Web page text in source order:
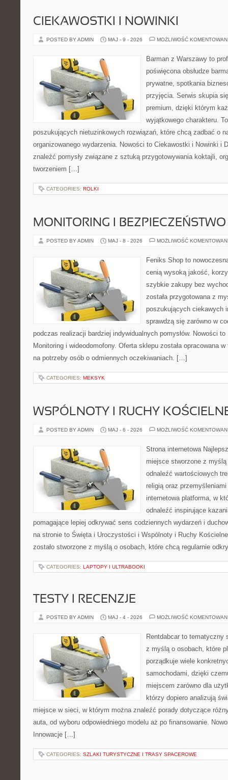
CIEKAWOSTKI I NOWINKI
POSTED BY ADMIN MAJ - 9 - 2026 MOŻLIWOŚĆ
Barman z Warszawy to
poświęcona obsłudze
prywatne, spotkania
przyjęcia. Serwis skupia
premium, dzięki którym
wyjątkowego charakteru.
poszukujących nietuzinkowych rozwiązań, które chcą zadbać o
organizowanego wydarzenia. Nowości to Ciekawostki i Nowinki i
znaleźć pomysły związane z sztuką przygotowywania koktajli,
tworzeniem […]
CATEGORIES: ROLKI
MONITORING I
POSTED BY ADMIN MAJ - 8 - 2026 MOŻLIWOŚĆ
Feniks Shop to
cenią wysoką jakość,
szybkie zakupy bez
została przygotowana z
poszukujących ciekawych
sprawdzą się zarówno w
podczas realizacji bardziej indywidualnych pomysłów. Nowości
Monitoring i wideodomofony. Oferta sklepu została opracowana
na potrzeby osób o odmiennych oczekiwaniach. […]
CATEGORIES: MEKSYK
WSPÓLNOTY I RUCHY
POSTED BY ADMIN MAJ - 6 - 2026 MOŻLIWOŚĆ
Strona internetowa
miejsce stworzone z
odnaleźć wartościowych
religią oraz
internetowa platforma, w
odnaleźć inspirujące
pomagające lepiej odkrywać sens codziennych wydarzeń i
na stronie to Święta i Uroczystości i Wspólnoty i Ruchy
zostało stworzone z myślą o osobach, które chcą regularnie
CATEGORIES: LAPTOPY I ULTRABOOKI
TESTY I RECENZJE
POSTED BY ADMIN MAJ - 4 - 2026 MOŻLIWOŚĆ
Rentdabcar to tematyczny
z myślą o osobach, które
porządkuje wiele
samochodami, dzięki
miejscem zarówno dla
którzy dopiero analizują
miejsce w sieci, w którym można znaleźć porady dotyczące
auta, od wyboru odpowiedniego modelu aż po finansowanie.
Innowacje […]
CATEGORIES: SZLAKI TURYSTYCZNE I TRASY SPACEROWE